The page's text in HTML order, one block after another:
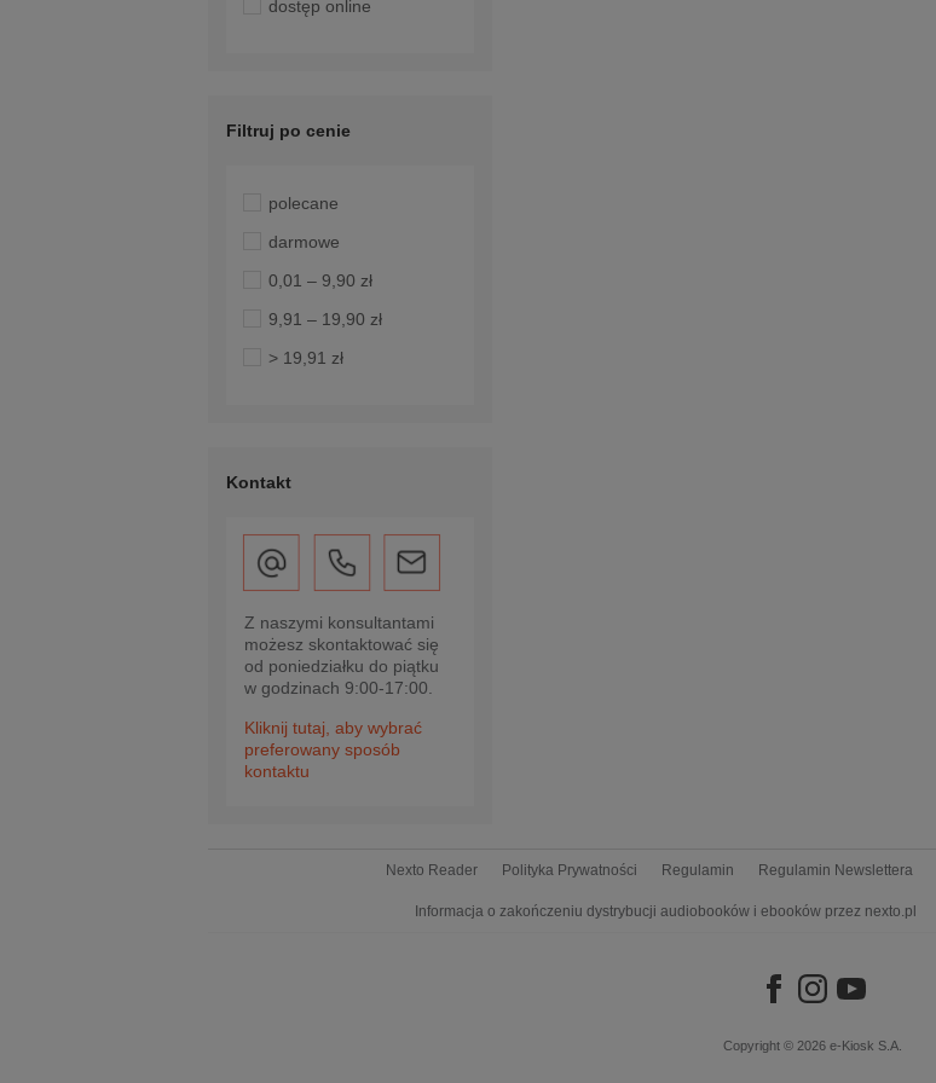
dostęp online
Filtruj po cenie
polecane
darmowe
0,01 – 9,90 zł
9,91 – 19,90 zł
> 19,91 zł
Kontakt
Z naszymi konsultantami
możesz skontaktować się
od poniedziałku do piątku
w godzinach 9:00-17:00.
Kliknij tutaj, aby wybrać
preferowany sposób
kontaktu
Nexto Reader Polityka Prywatności Regulamin Regulamin Newslettera
Informacja o zakończeniu dystrybucji audiobooków i ebooków przez nexto.pl
Copyright © 2026 e-Kiosk S.A.